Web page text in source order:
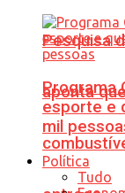
Pesquisa
aponta
Programa
esporte e
mil
Política
Tudo